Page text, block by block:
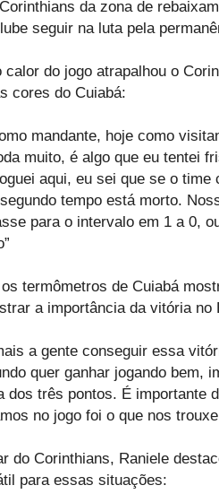
da zona de
seguir na luta pela
calor do jogo atrapalhou o
cores do Cuiabá:
mandante, hoje como
muito, é algo que eu tentei
aqui, eu sei que se o time
tempo está morto.
para o intervalo em 1 a 0,
termômetros de Cuiabá
a importância da vitória no
a gente conseguir essa
quer ganhar jogando bem,
dos três pontos. É importante
no jogo foi o que nos
do Corinthians, Raniele
para essas situações: